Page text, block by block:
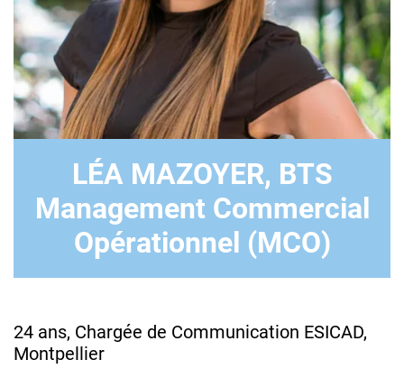
LÉA MAZOYER, BTS
Management Commercial
Opérationnel (MCO)
24 ans, Chargée de Communication ESICAD,
Montpellier